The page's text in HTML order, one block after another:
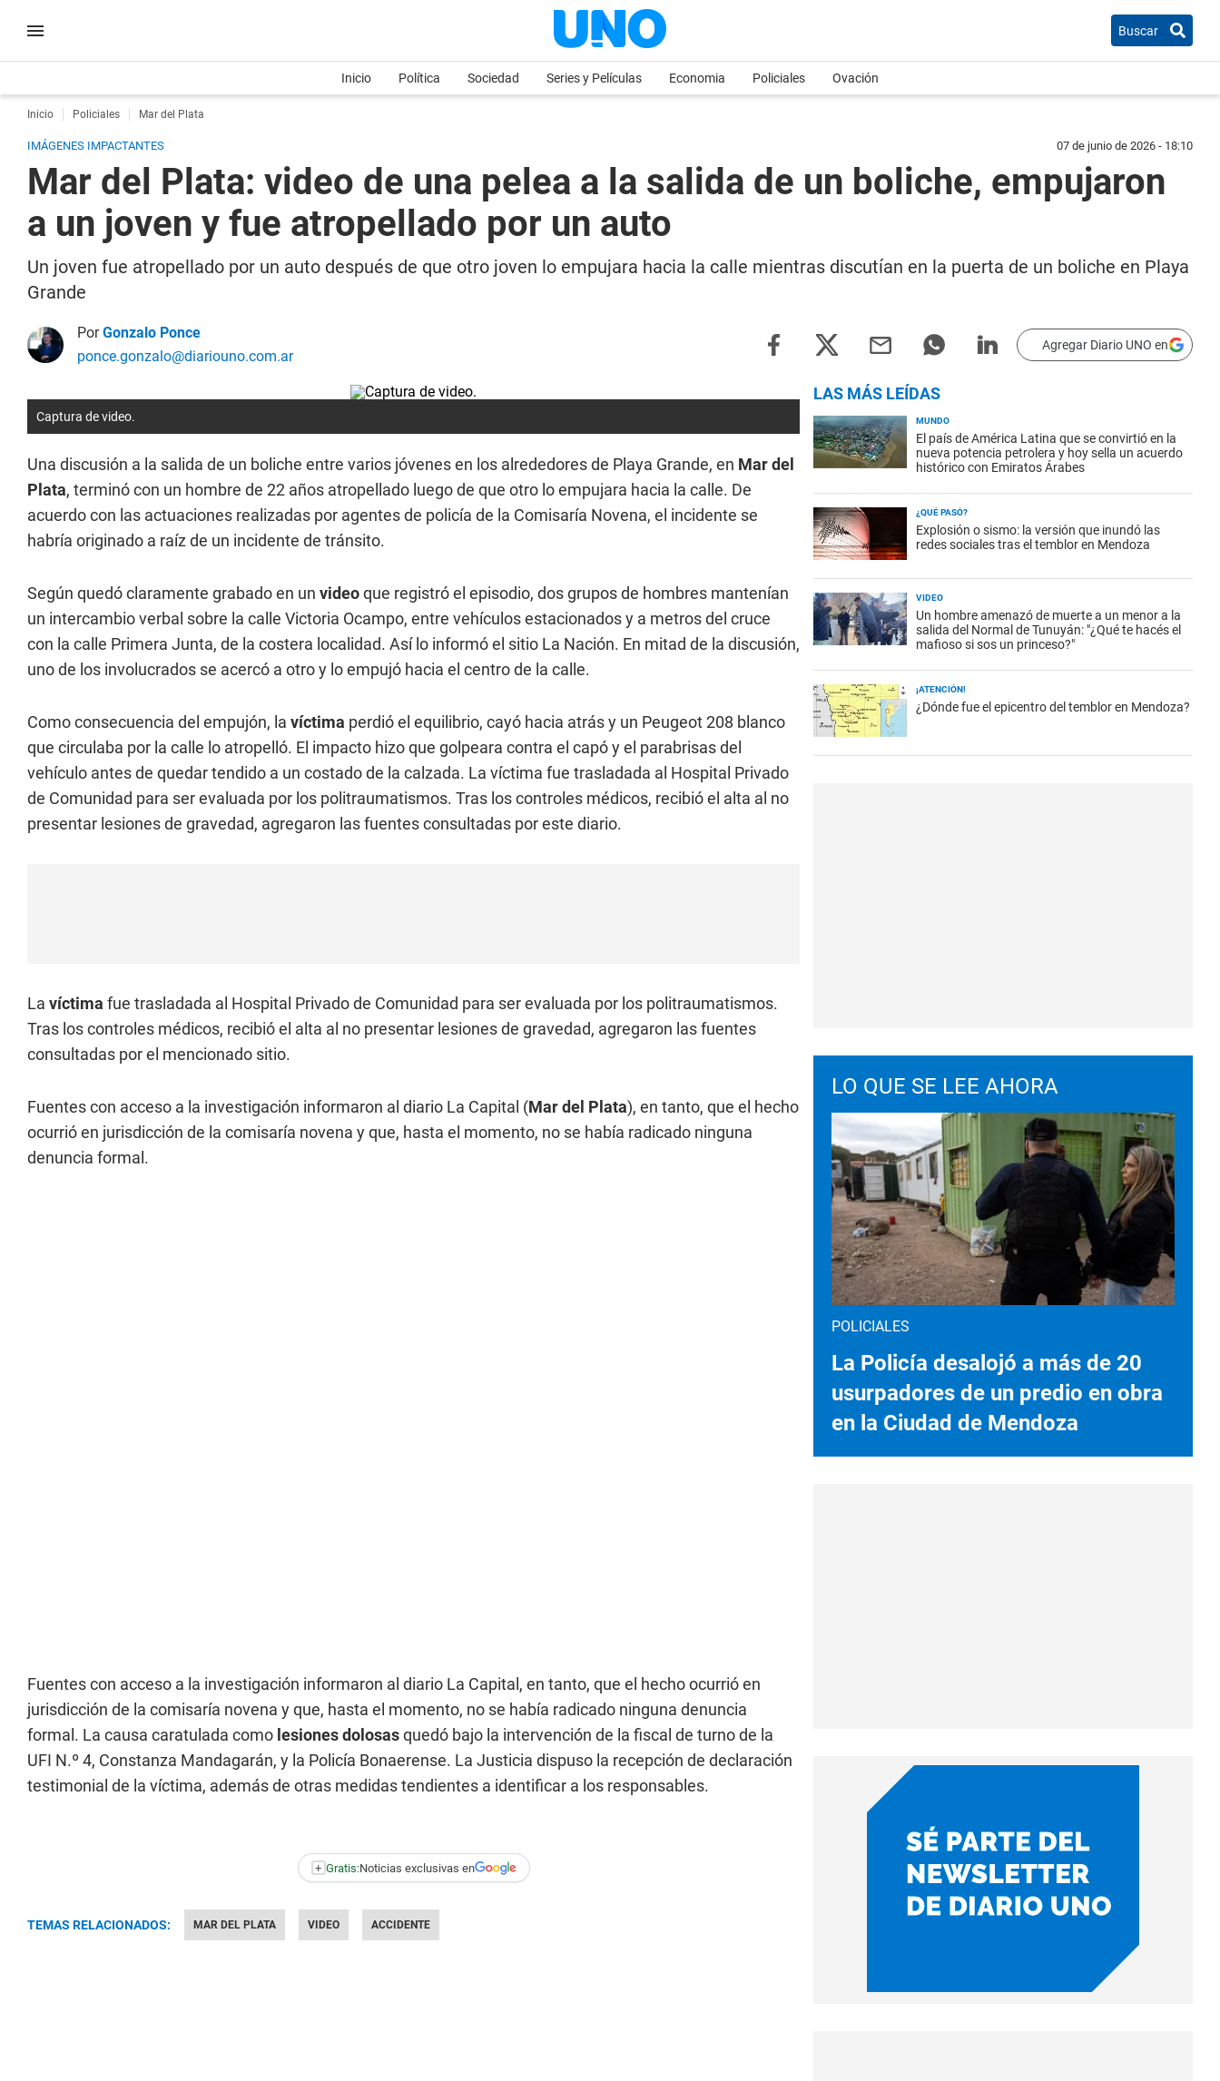
Buscar
Inicio Política Sociedad Series y Películas Economia Policiales Ovación
Inicio Policiales Mar del Plata
IMÁGENES IMPACTANTES 07 de junio de 2026 - 18:10
Mar del Plata: video de una pelea a la salida de un boliche, empujaron
a un joven y fue atropellado por un auto
Un joven fue atropellado por un auto después de que otro joven lo empujara hacia la calle mientras discutían en la puerta de un boliche en Playa
Grande
PorGonzalo Ponce
ponce.gonzalo@diariouno.com.ar
Agregar Diario UNO en
Captura de video.
Una discusión a la salida de un boliche entre varios jóvenes en los alrededores de Playa Grande, en Mar del
Plata, terminó con un hombre de 22 años atropellado luego de que otro lo empujara hacia la calle. De
acuerdo con las actuaciones realizadas por agentes de policía de la Comisaría Novena, el incidente se
habría originado a raíz de un incidente de tránsito.
Según quedó claramente grabado en un videoque registró el episodio, dos grupos de hombres mantenían
un intercambio verbal sobre la calle Victoria Ocampo, entre vehículos estacionados y a metros del cruce
con la calle Primera Junta, de la costera localidad. Así lo informó el sitio La Nación. En mitad de la discusión,
uno de los involucrados se acercó a otro y lo empujó hacia el centro de la calle.
Como consecuencia del empujón, la víctima perdió el equilibrio, cayó hacia atrás y un Peugeot 208 blanco
que circulaba por la calle lo atropelló. El impacto hizo que golpeara contra el capó y el parabrisas del
vehículo antes de quedar tendido a un costado de la calzada. La víctima fue trasladada al Hospital Privado
de Comunidad para ser evaluada por los politraumatismos. Tras los controles médicos, recibió el alta al no
presentar lesiones de gravedad, agregaron las fuentes consultadas por este diario.
La víctima fue trasladada al Hospital Privado de Comunidad para ser evaluada por los politraumatismos.
Tras los controles médicos, recibió el alta al no presentar lesiones de gravedad, agregaron las fuentes
consultadas por el mencionado sitio.
Fuentes con acceso a la investigación informaron al diario La Capital (Mar del Plata), en tanto, que el hecho
ocurrió en jurisdicción de la comisaría novena y que, hasta el momento, no se había radicado ninguna
denuncia formal.
Fuentes con acceso a la investigación informaron al diario La Capital, en tanto, que el hecho ocurrió en
jurisdicción de la comisaría novena y que, hasta el momento, no se había radicado ninguna denuncia
formal. La causa caratulada como lesiones dolosasquedó bajo la intervención de la fiscal de turno de la
UFI N.º 4, Constanza Mandagarán, y la Policía Bonaerense. La Justicia dispuso la recepción de declaración
testimonial de la víctima, además de otras medidas tendientes a identificar a los responsables.
+ Gratis:Noticias exclusivas en
TEMAS RELACIONADOS: MAR DEL PLATA VIDEO ACCIDENTE
LAS MÁS LEÍDAS
MUNDO
El país de América Latina que se convirtió en la
nueva potencia petrolera y hoy sella un acuerdo
histórico con Emiratos Árabes
¿QUÉ PASÓ?
Explosión o sismo: la versión que inundó las
redes sociales tras el temblor en Mendoza
VIDEO
Un hombre amenazó de muerte a un menor a la
salida del Normal de Tunuyán: "¿Qué te hacés el
mafioso si sos un princeso?"
¡ATENCIÓN!
¿Dónde fue el epicentro del temblor en Mendoza?
LO QUE SE LEE AHORA
POLICIALES
La Policía desalojó a más de 20
usurpadores de un predio en obra
en la Ciudad de Mendoza